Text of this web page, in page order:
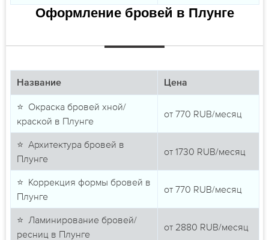
Оформление бровей в Плунге
Название Цена
⭐ Окраска бровей хной/
краской в Плунге
от 770 RUB/месяц
⭐ Архитектура бровей в
Плунге
от 1730 RUB/месяц
⭐ Коррекция формы бровей в
Плунге
от 770 RUB/месяц
⭐ Ламинирование бровей/
ресниц в Плунге
от 2880 RUB/месяц